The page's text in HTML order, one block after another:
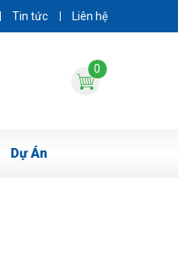
Tin tức Liên hệ
0
Dự Án